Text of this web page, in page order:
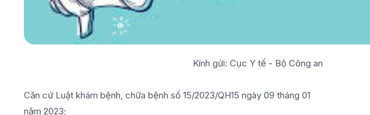
Kính gửi: Cục Y tế - Bộ Công an
Căn cứ Luật khám bệnh, chữa bệnh số 15/2023/QH15 ngày 09 tháng 01
năm 2023;